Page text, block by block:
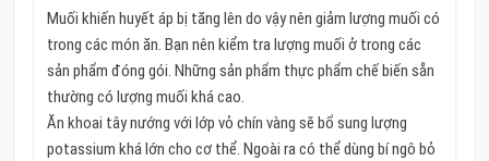
Muối khiến huyết áp bị tăng lên do vậy nên giảm lượng muối có
trong các món ăn. Bạn nên kiểm tra lượng muối ở trong các
sản phẩm đóng gói. Những sản phẩm thực phẩm chế biến sẵn
thường có lượng muối khá cao.
Ăn khoai tây nướng với lớp vỏ chín vàng sẽ bổ sung lượng
potassium khá lớn cho cơ thể. Ngoài ra có thể dùng bí ngô bỏ